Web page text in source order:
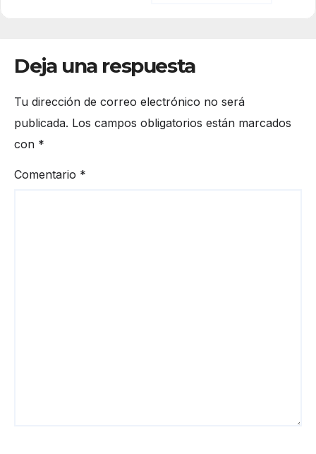
Deja una respuesta
Tu dirección de correo electrónico no será
publicada. Los campos obligatorios están marcados
con *
Comentario *